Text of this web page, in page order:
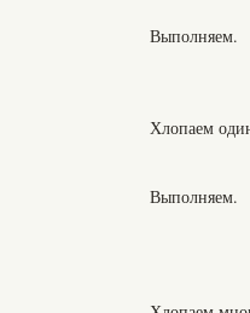
Выполняем.
Хлопаем
Выполняем.